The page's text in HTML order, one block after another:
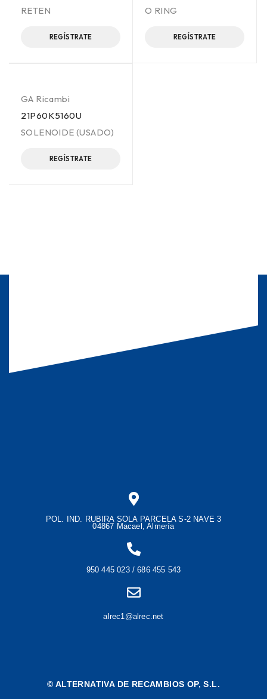
RETEN
REGÍSTRATE
O RING
REGÍSTRATE
GA Ricambi
21P60K5160U
SOLENOIDE (USADO)
REGÍSTRATE
POL. IND. RUBIRA SOLA PARCELA S-2 NAVE 3
04867 Macael, Almería
950 445 023 / 686 455 543
alrec1@alrec.net
© ALTERNATIVA DE RECAMBIOS OP, S.L.